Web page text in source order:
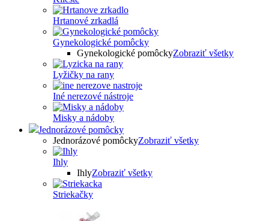
Hrtanové zrkadlá
Gynekologické pomôcky
Gynekologické pomôckyZobraziť všetky
Lyžičky na rany
Iné nerezové nástroje
Misky a nádoby
Jednorázové pomôcky
Jednorázové pomôckyZobraziť všetky
Ihly
IhlyZobraziť všetky
Striekačky